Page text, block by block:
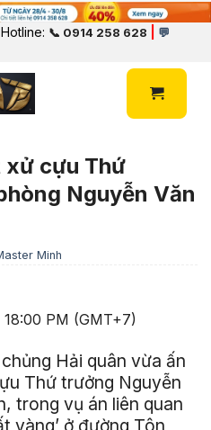
Hotline: 📞 0914 258 628
💬
cựu Thứ
Nguyễn Văn
Minh
PM (GMT+7)
Hải quân vừa ấn
Thứ trưởng Nguyễn
trong vụ án liên quan
vàng’ ở đường Tôn